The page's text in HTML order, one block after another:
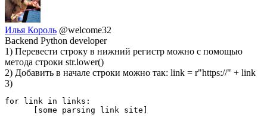
Илья Король @welcome32
Backend Python developer
1) Перевести строку в нижний регистр можно с помощью
метода строки str.lower()
2) Добавить в начале строки можно так: link = r"https://" + link
3)
for link in links:
      [some parsing link site]